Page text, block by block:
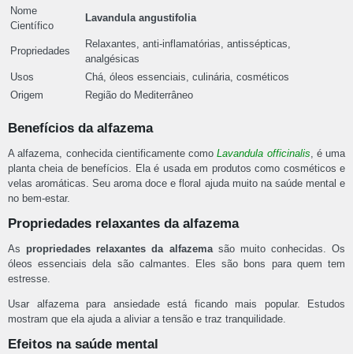
Nome
Científico
Lavandula angustifolia
Propriedades
Relaxantes, anti-inflamatórias, antissépticas,
analgésicas
Usos
Chá, óleos essenciais, culinária, cosméticos
Origem
Região do Mediterrâneo
Benefícios da alfazema
A alfazema, conhecida cientificamente comoLavandula officinalis , é uma
planta cheia de benefícios. Ela é usada em produtos como cosméticos e
velas aromáticas. Seu aroma doce e floral ajuda muito na saúde mental e
no bem-estar.
Propriedades relaxantes da alfazema
As propriedades relaxantes da alfazemasão muito conhecidas. Os
óleos essenciais dela são calmantes. Eles são bons para quem tem
estresse.
Usar alfazema para ansiedade está ficando mais popular. Estudos
mostram que ela ajuda a aliviar a tensão e traz tranquilidade.
Efeitos na saúde mental